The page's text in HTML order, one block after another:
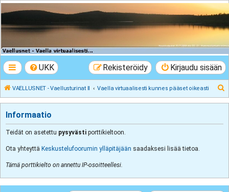
VAELLUSNET -
Vaellusturinat II
UKK Kirjaudu sisään
Rekisteröidy
VAELLUSNET - Vaellusturinat II Vaella virtuaalisesti kunnes pääset oikeasti
Informaatio
Teidät on asetettu pysyvästi porttikieltoon.
Ota yhteyttä Keskustelufoorumin ylläpitäjään saadaksesi lisää tietoa.
Tämä porttikielto on annettu IP-osoitteellesi.